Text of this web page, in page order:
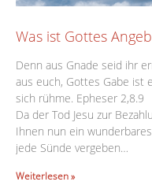
Was ist Gottes
Denn aus Gnade seid ihr
aus euch, Gottes Gabe ist
sich rühme. Epheser 2,8.9
Da der Tod Jesu zur
Ihnen nun ein
jede Sünde vergeben…
Weiterlesen »